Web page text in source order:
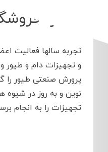
تجربه سالها فعالیت
و تجهیزات دام و
پرورش صنعتی طیور را
نوین و به روز در
تجهیزات را به انجام